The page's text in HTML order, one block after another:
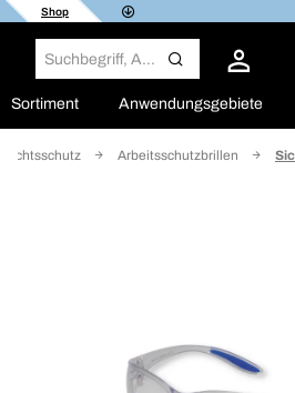
Shop
Sortiment Anwendungsgebiete
Arbeitsschutzbrillen